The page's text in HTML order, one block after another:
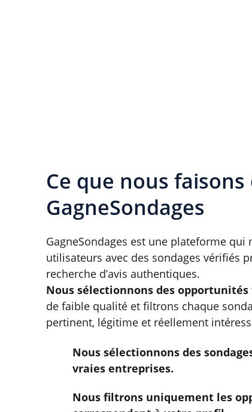
Ce que nous faisons
GagneSondages
GagneSondages est une plateforme
utilisateurs avec des sondages vérifiés
recherche d’avis authentiques.
Nous sélectionnons des opportunités
de faible qualité et filtrons chaque
pertinent, légitime et réellement
Nous sélectionnons des
vraies entreprises.
Nous filtrons uniquement les